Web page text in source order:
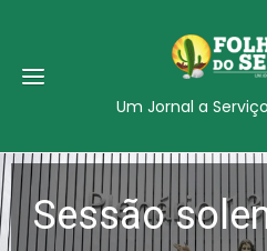
Um Jornal a
Sessão